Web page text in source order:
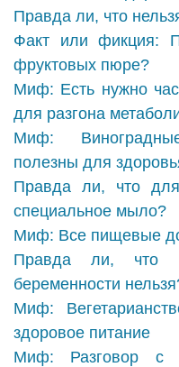
Правда ли, что
Факт или фикция:
фруктовых пюре?
Миф: Есть нужно
для разгона
Миф:
полезны для
Правда ли, что
специальное мыло?
Миф: Все пищевые
Правда ли, что
беременности
Миф:
здоровое питание
Миф: Разговор с